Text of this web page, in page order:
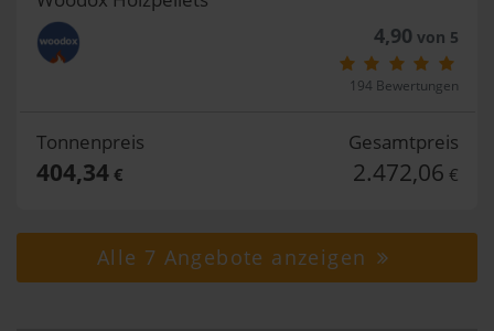
4,90 von 5
194 Bewertungen
Tonnenpreis
404,34€
Gesamtpreis
2.472,06 €
Alle 7 Angebote anzeigen